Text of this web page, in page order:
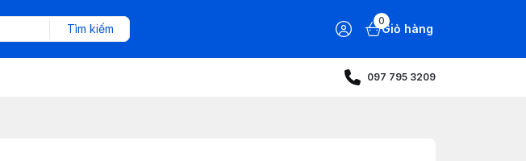
Tìm kiếm
0
Giỏ hàng
097 795 3209